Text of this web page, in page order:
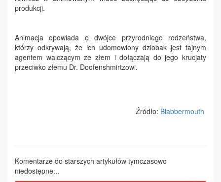
produkcji.
Animacja opowiada o dwójce przyrodniego rodzeństwa,
którzy odkrywają, że ich udomowiony dziobak jest tajnym
agentem walczącym ze złem i dołączają do jego krucjaty
przeciwko złemu Dr. Doofenshmirtzowi.
Źródło: Blabbermouth
Komentarze do starszych artykułów tymczasowo
niedostępne...